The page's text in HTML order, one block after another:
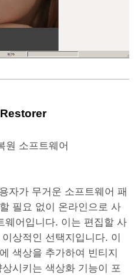
원 소프트웨어
자가 무거운 소프트웨어 패
필요 없이 온라인으로 사
웨어입니다. 이는 편집할 사
상적인 선택지입니다. 이
색상을 추가하여 빈티지
시키는 색상화 기능이 포